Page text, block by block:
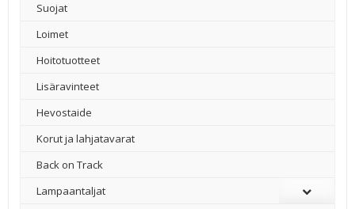
Suojat
Loimet
Hoitotuotteet
Lisäravinteet
Hevostaide
Korut ja lahjatavarat
Back on Track
Lampaantaljat